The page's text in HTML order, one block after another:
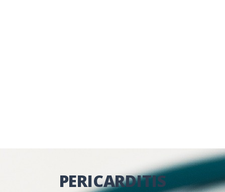
PERICARDITIS